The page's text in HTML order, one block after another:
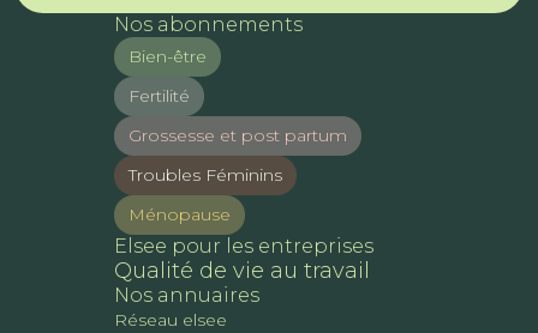
Nos abonnements
Bien-être
Fertilité
Grossesse et post partum
Troubles Féminins
Ménopause
Elsee pour les entreprises
Qualité de vie au travail
Nos annuaires
Réseau elsee